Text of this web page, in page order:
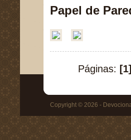
Papel de
Páginas: [1]
Copyright © 2026 -